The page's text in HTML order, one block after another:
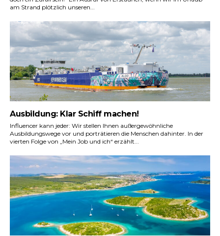
am Strand plötzlich unseren...
Ausbildung: Klar Schiff machen!
Influencer kann jeder: Wir stellen Ihnen außergewöhnliche
Ausbildungswege vor und porträtieren die Menschen dahinter. In der
vierten Folge von „Mein Job und ich“ erzählt...